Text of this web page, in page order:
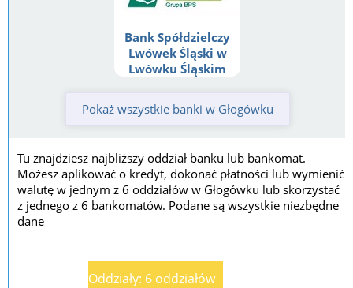
Bank Spółdzielczy
Lwówek Śląski w
Lwówku Śląskim
Pokaż wszystkie banki w Głogówku
Tu znajdziesz najbliższy oddział banku lub bankomat.
Możesz aplikować o kredyt, dokonać płatności lub wymienić
walutę w jednym z 6 oddziałów w Głogówku lub skorzystać
z jednego z 6 bankomatów. Podane są wszystkie niezbędne
dane
Oddziały: 6 oddziałów